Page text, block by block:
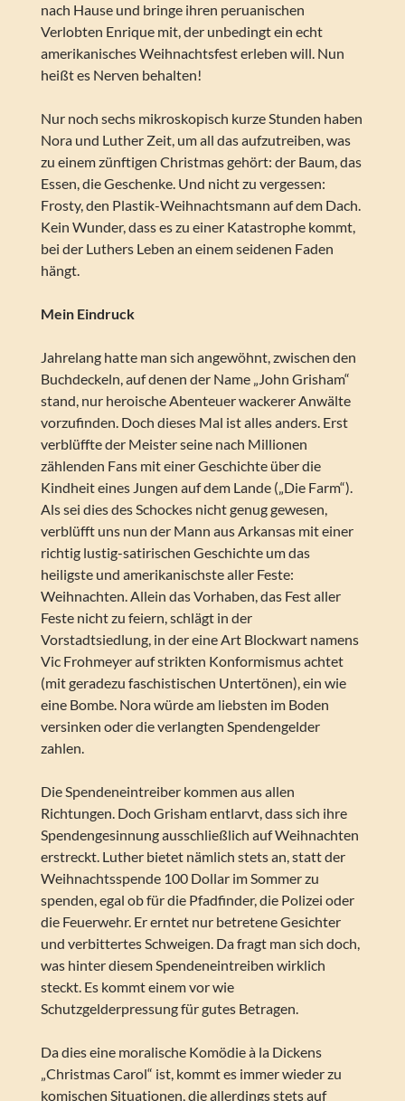
nach Hause und bringe ihren peruanischen
Verlobten Enrique mit, der unbedingt ein echt
amerikanisches Weihnachtsfest erleben will. Nun
heißt es Nerven behalten!
Nur noch sechs mikroskopisch kurze Stunden haben
Nora und Luther Zeit, um all das aufzutreiben, was
zu einem zünftigen Christmas gehört: der Baum, das
Essen, die Geschenke. Und nicht zu vergessen:
Frosty, den Plastik-Weihnachtsmann auf dem Dach.
Kein Wunder, dass es zu einer Katastrophe kommt,
bei der Luthers Leben an einem seidenen Faden
hängt.
Mein Eindruck
Jahrelang hatte man sich angewöhnt, zwischen den
Buchdeckeln, auf denen der Name „John Grisham“
stand, nur heroische Abenteuer wackerer Anwälte
vorzufinden. Doch dieses Mal ist alles anders. Erst
verblüffte der Meister seine nach Millionen
zählenden Fans mit einer Geschichte über die
Kindheit eines Jungen auf dem Lande („Die Farm“).
Als sei dies des Schockes nicht genug gewesen,
verblüfft uns nun der Mann aus Arkansas mit einer
richtig lustig-satirischen Geschichte um das
heiligste und amerikanischste aller Feste:
Weihnachten. Allein das Vorhaben, das Fest aller
Feste nicht zu feiern, schlägt in der
Vorstadtsiedlung, in der eine Art Blockwart namens
Vic Frohmeyer auf strikten Konformismus achtet
(mit geradezu faschistischen Untertönen), ein wie
eine Bombe. Nora würde am liebsten im Boden
versinken oder die verlangten Spendengelder
zahlen.
Die Spendeneintreiber kommen aus allen
Richtungen. Doch Grisham entlarvt, dass sich ihre
Spendengesinnung ausschließlich auf Weihnachten
erstreckt. Luther bietet nämlich stets an, statt der
Weihnachtsspende 100 Dollar im Sommer zu
spenden, egal ob für die Pfadfinder, die Polizei oder
die Feuerwehr. Er erntet nur betretene Gesichter
und verbittertes Schweigen. Da fragt man sich doch,
was hinter diesem Spendeneintreiben wirklich
steckt. Es kommt einem vor wie
Schutzgelderpressung für gutes Betragen.
Da dies eine moralische Komödie à la Dickens
„Christmas Carol“ ist, kommt es immer wieder zu
komischen Situationen, die allerdings stets auf